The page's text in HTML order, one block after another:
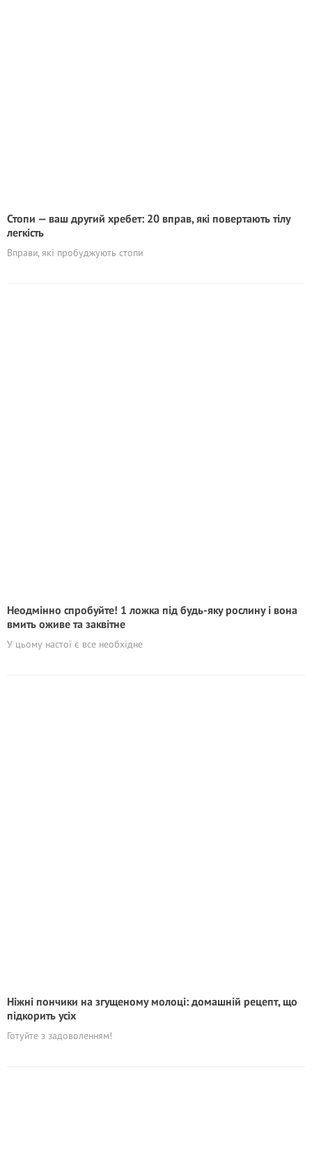
Стопи — ваш другий хребет: 20 вправ, які повертають тілу
легкість
Вправи, які пробуджують стопи
Неодмінно спробуйте! 1 ложка під будь-яку рослину і вона
вмить оживе та заквітне
У цьому настої є все необхідне
Ніжні пончики на згущеному молоці: домашній рецепт, що
підкорить усіх
Готуйте з задоволенням!